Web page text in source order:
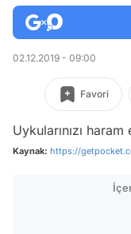
02.12.2019 - 09:00
Favori
Uykularınızı
Kaynak: https://